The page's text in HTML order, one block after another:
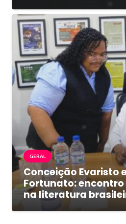
GERAL
Conceição Evaristo
Fortunato: encontro
na literatura